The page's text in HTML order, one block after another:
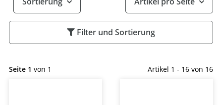
Filter und Sortierung
Seite 1 von 1 Artikel 1 - 16 von 16